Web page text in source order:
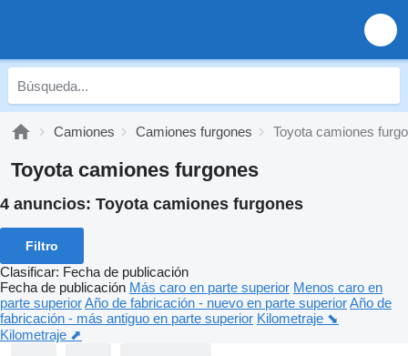
Camiones Camiones furgones Toyota camiones
Toyota camiones furgones
4 anuncios: Toyota camiones furgones
Filtro
Clasificar: Fecha de publicación
Fecha de publicación Más caro en parte superior Menos caro en
parte superiorAño de fabricación - nuevo en parte superiorAño de
fabricación - más antiguo en parte superior Kilometraje ⬊
Kilometraje ⬈